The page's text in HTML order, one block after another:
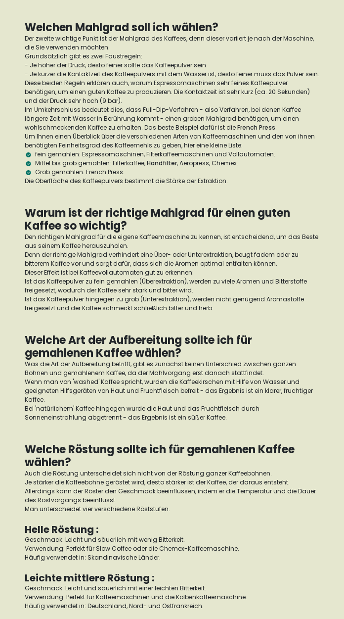
Welchen Mahlgrad soll ich wählen?
Der zweite wichtige Punkt ist der Mahlgrad des Kaffees, denn dieser variiert je nach der Maschine,
die Sie verwenden möchten.
Grundsätzlich gibt es zwei Faustregeln:
- Je höher der Druck, desto feiner sollte das Kaffeepulver sein.
- Je kürzer die Kontaktzeit des Kaffeepulvers mit dem Wasser ist, desto feiner muss das Pulver sein.
Diese beiden Regeln erklären auch, warum Espressomaschinen sehr feines Kaffeepulver
benötigen, um einen guten Kaffee zu produzieren. Die Kontaktzeit ist sehr kurz (ca. 20 Sekunden)
und der Druck sehr hoch (9 bar).
Im Umkehrschluss bedeutet dies, dass Full-Dip-Verfahren - also Verfahren, bei denen Kaffee
längere Zeit mit Wasser in Berührung kommt - einen groben Mahlgrad benötigen, um einen
wohlschmeckenden Kaffee zu erhalten. Das beste Beispiel dafür ist dieFrench Press.
Um Ihnen einen Überblick über die verschiedenen Arten von Kaffeemaschinen und den von ihnen
benötigten Feinheitsgrad des Kaffeemehls zu geben, hier eine kleine Liste:
fein gemahlen: Espressomaschinen, Filterkaffeemaschinen und Vollautomaten.
Mittel bis grob gemahlen: Filterkaffee,Handfilter, Aeropress, Chemex.
Grob gemahlen: French Press.
Die Oberfläche des Kaffeepulvers bestimmt die Stärke der Extraktion.
Warum ist der richtige Mahlgrad für einen guten
Kaffee so wichtig?
Den richtigen Mahlgrad für die eigene Kaffeemaschine zu kennen, ist entscheidend, um das Beste
aus seinem Kaffee herauszuholen.
Denn der richtige Mahlgrad verhindert eine Über- oder Unterextraktion, beugt fadem oder zu
bitterem Kaffee vor und sorgt dafür, dass sich die Aromen optimal entfalten können.
Dieser Effekt ist bei Kaffeevollautomaten gut zu erkennen:
Ist das Kaffeepulver zu fein gemahlen (Überextraktion), werden zu viele Aromen und Bitterstoffe
freigesetzt, wodurch der Kaffee sehr stark und bitter wird.
Ist das Kaffeepulver hingegen zu grob (Unterextraktion), werden nicht genügend Aromastoffe
freigesetzt und der Kaffee schmeckt schließlich bitter und herb.
Welche Art der Aufbereitung sollte ich für
gemahlenen Kaffee wählen?
Was die Art der Aufbereitung betrifft, gibt es zunächst keinen Unterschied zwischen ganzen
Bohnen und gemahlenem Kaffee, da der Mahlvorgang erst danach stattfindet.
Wenn man von 'washed' Kaffee spricht, wurden die Kaffeekirschen mit Hilfe von Wasser und
geeigneten Hilfsgeräten von Haut und Fruchtfleisch befreit - das Ergebnis ist ein klarer, fruchtiger
Kaffee.
Bei 'natürlichem' Kaffee hingegen wurde die Haut und das Fruchtfleisch durch
Sonneneinstrahlung abgetrennt - das Ergebnis ist ein süßer Kaffee.
Welche Röstung sollte ich für gemahlenen Kaffee
wählen?
Auch die Röstung unterscheidet sich nicht von der Röstung ganzer Kaffeebohnen.
Je stärker die Kaffeebohne geröstet wird, desto stärker ist der Kaffee, der daraus entsteht.
Allerdings kann der Röster den Geschmack beeinflussen, indem er die Temperatur und die Dauer
des Röstvorgangs beeinflusst.
Man unterscheidet vier verschiedene Röststufen.
Helle Röstung :
Geschmack: Leicht und säuerlich mit wenig Bitterkeit.
Verwendung: Perfekt für Slow Coffee oder die Chemex-Kaffeemaschine.
Häufig verwendet in: Skandinavische Länder.
Leichte mittlere Röstung :
Geschmack: Leicht und säuerlich mit einer leichten Bitterkeit.
Verwendung: Perfekt für Kaffeemaschinen und die Kolbenkaffeemaschine.
Häufig verwendet in: Deutschland, Nord- und Ostfrankreich.